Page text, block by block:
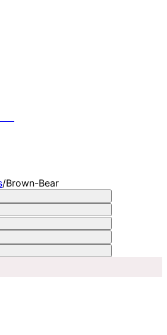
/Brown-Bear